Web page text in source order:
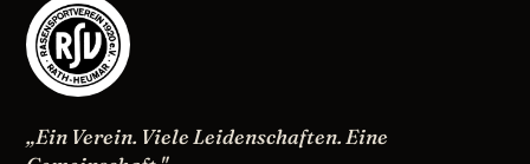
„Ein Verein. Viele Leidenschaften. Eine